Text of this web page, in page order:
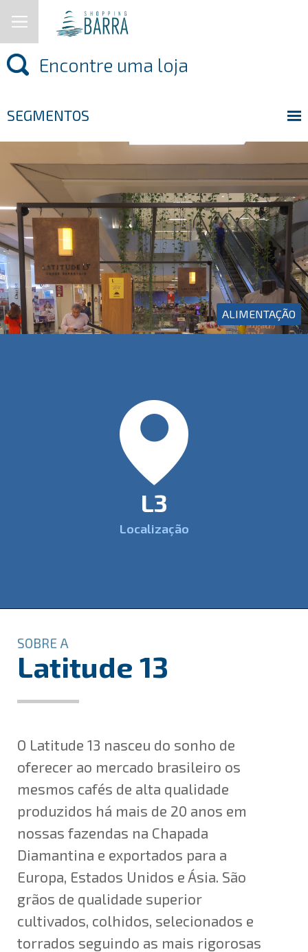
SEGMENTOS
ALIMENTAÇÃO
L3
Localização
SOBRE A
Latitude 13
O Latitude 13 nasceu do sonho de
oferecer ao mercado brasileiro os
mesmos cafés de alta qualidade
produzidos há mais de 20 anos em
nossas fazendas na Chapada
Diamantina e exportados para a
Europa, Estados Unidos e Ásia. São
grãos de qualidade superior
cultivados, colhidos, selecionados e
torrados seguindo as mais rigorosas